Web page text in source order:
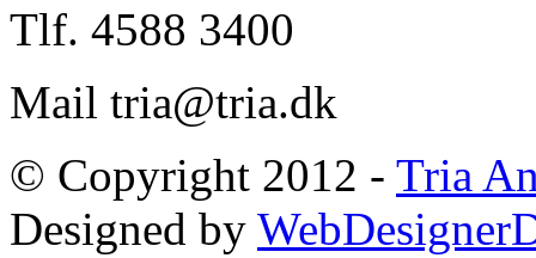
Tlf. 4588 3400
Mail tria@tria.dk
© Copyright 2012 - Tria
Designed by